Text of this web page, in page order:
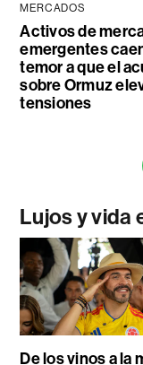
MERCADOS
Activos de
emergentes
temor a que el
sobre Ormuz
tensiones
Lujos y vida
De los vinos a la